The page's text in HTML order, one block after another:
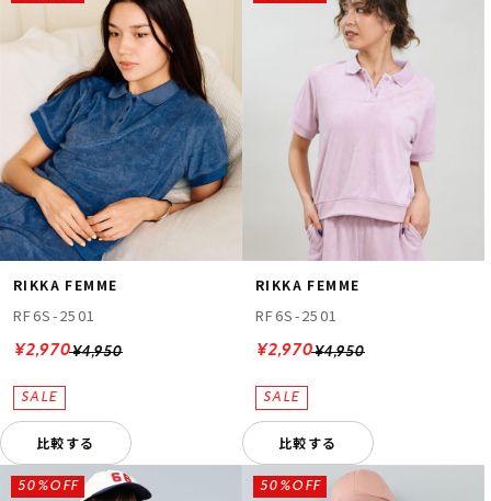
RIKKA FEMME
RF6S-2501
¥4,950
¥2,970
比較する
RIKKA FEMME
RF6S-2501
¥4,950
¥2,970
比較する
50%OFF 50%OFF